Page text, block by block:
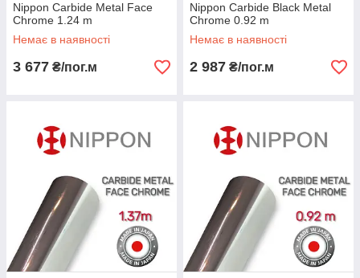
Nippon Сarbide Metal Face
Chrome 1.24 m
Немає в наявності
3 677 ₴/пог.м
Nippon Сarbide Black Metal
Chrome 0.92 m
Немає в наявності
2 987 ₴/пог.м